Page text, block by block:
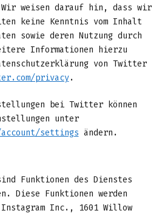
weisen darauf hin, dass wir
keine Kenntnis vom Inhalt
sowie deren Nutzung durch
Informationen hierzu
von Twitter
privacy.
bei Twitter können
unter
settings ändern.
Funktionen des Dienstes
Diese Funktionen werden
Inc., 1601 Willow